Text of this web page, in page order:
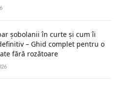
șobolanii în curte și cum îi
– Ghid complet pentru o
fără rozătoare